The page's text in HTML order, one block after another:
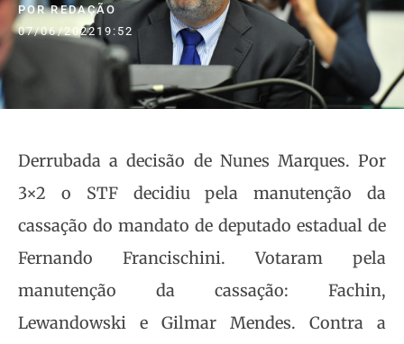
PORREDAÇÃO
07/06/2022 19:52
Derrubada a decisão de Nunes Marques. Por
3×2 o STF decidiu pela manutenção da
cassação do mandato de deputado estadual de
Fernando Francischini. Votaram pela
manutenção da cassação: Fachin,
Lewandowski e Gilmar Mendes. Contra a